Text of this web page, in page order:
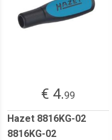
€ 4.99
Hazet 8816KG-02
8816KG-02